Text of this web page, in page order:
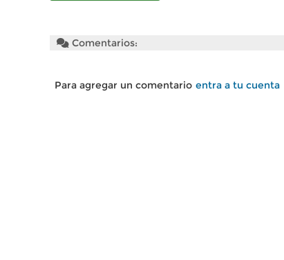
Comentarios:
Para agregar un comentario entra a tu cuenta